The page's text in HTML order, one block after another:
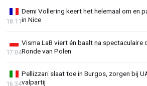
Demi Vollering keert het helemaal om en
in Nice
18:11
Visma LaB viert én baalt na spectaculaire
Ronde van Polen
17:04
Pellizzari slaat toe in Burgos, zorgen bij
valpartij
16:34